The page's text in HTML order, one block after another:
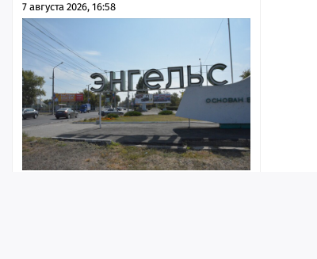
7 августа 2026, 16:58